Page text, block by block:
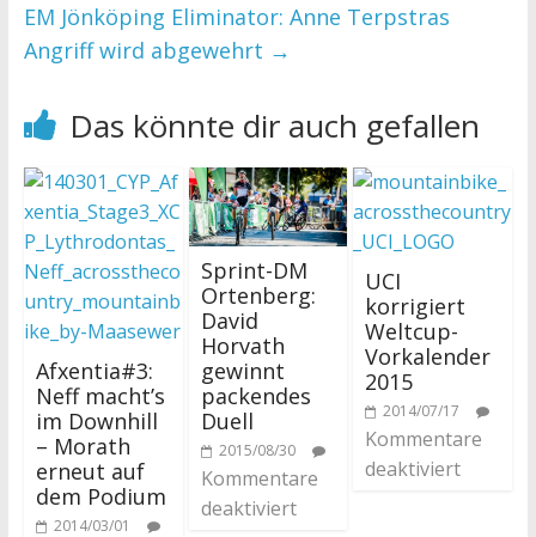
EM Jönköping Eliminator: Anne Terpstras
Angriff wird abgewehrt →
Das könnte dir auch gefallen
Afxentia#3:
Neff macht’s
im Downhill
– Morath
erneut auf
dem Podium
2014/03/01
Sprint-DM
Ortenberg:
David
Horvath
gewinnt
packendes
Duell
2015/08/30
Kommentare
deaktiviert
UCI
korrigiert
Weltcup-
Vorkalender
2015
2014/07/17
Kommentare
deaktiviert